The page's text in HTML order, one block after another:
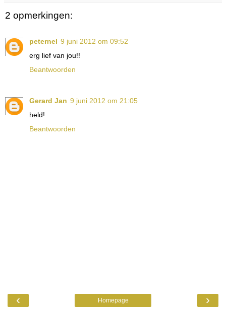
2 opmerkingen:
peternel 9 juni 2012 om 09:52
erg lief van jou!!
Beantwoorden
Gerard Jan 9 juni 2012 om 21:05
held!
Beantwoorden
‹ ›
Homepage